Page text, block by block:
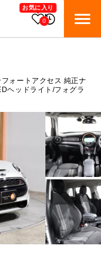
お気に入り
0
曜日）
198 万円
30 万円
84 回
2 回
ォートアクセス 純正ナ